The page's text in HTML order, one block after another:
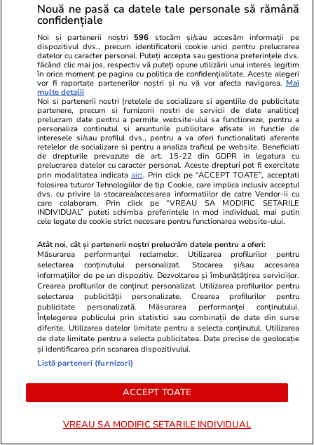
Politică 10:38
CCR decide astăzi dacă
Guvernul Bolojan va fi obligat
sau nu să plătească
magistraților 4,8 miliarde de lei
salarii restante, așa cum a cerut
Lia Savonea
Politică 09:02
CTP nu îl iartă pe Nicușor Dan:
„Minte, dă din mâini… Este mult
mai perfid decât l-am crezut.
Avea datoria să pună PSD-ul la
punct”
PARTENERI
Nouă ne pasă ca datele tale personale să rămână
confidențiale
Noi și partenerii noștri 596 stocăm și/sau accesăm informații pe
dispozitivul dvs., precum identificatorii cookie unici pentru prelucrarea
datelor cu caracter personal. Puteți accepta sau gestiona preferințele dvs.
făcând clic mai jos, respectiv vă puteți opune utilizării unui interes legitim
în orice moment pe pagina cu politica de confidențialitate. Aceste alegeri
vor fi raportate partenerilor noștri și nu vă vor afecta navigarea. Mai
multe detalii
Noi si partenerii nostri (retelele de socializare si agentiile de publicitate
partenere, precum si furnizorii nostri de servicii de date analitice)
prelucram date pentru a permite website-ului sa functioneze, pentru a
personaliza continutul si anunturile publicitare afisate in functie de
interesele si/sau profilul dvs., pentru a va oferi functionalitati aferente
retelelor de socializare si pentru a analiza traficul pe website. Beneficiati
de drepturile prevazute de art. 15-22 din GDPR in legatura cu
prelucrarea datelor cu caracter personal. Aceste drepturi pot fi exercitate
prin modalitatea indicataaici. Prin click pe “ACCEPT TOATE”, acceptati
folosirea tuturor Tehnologiilor de tip Cookie, care implica inclusiv acceptul
dvs. cu privire la stocarea/accesarea informatiilor de catre Vendor-ii cu
care colaboram. Prin click pe “VREAU SA MODIFIC SETARILE
INDIVIDUAL” puteti schimba preferintele in mod individual, mai putin
cele legate de cookie strict necesare pentru functionarea website-ului.
Atât noi, cât și partenerii noștri prelucrăm datele pentru a oferi:
Măsurarea performanței reclamelor. Utilizarea profilurilor pentru
selectarea conținutului personalizat. Stocarea și/sau accesarea
informațiilor de pe un dispozitiv. Dezvoltarea și îmbunătățirea serviciilor.
Crearea profilurilor de conținut personalizat. Utilizarea profilurilor pentru
selectarea publicității personalizate. Crearea profilurilor pentru
publicitate personalizată. Măsurarea performanței conținutului.
Înțelegerea publicului prin statistici sau combinații de date din surse
diferite. Utilizarea datelor limitate pentru a selecta conținutul. Utilizarea
de date limitate pentru a selecta publicitatea. Date precise de geolocație
și identificarea prin scanarea dispozitivului.
Listă parteneri (furnizori)
ACCEPT TOATE
VREAU SA MODIFIC SETARILE INDIVIDUAL